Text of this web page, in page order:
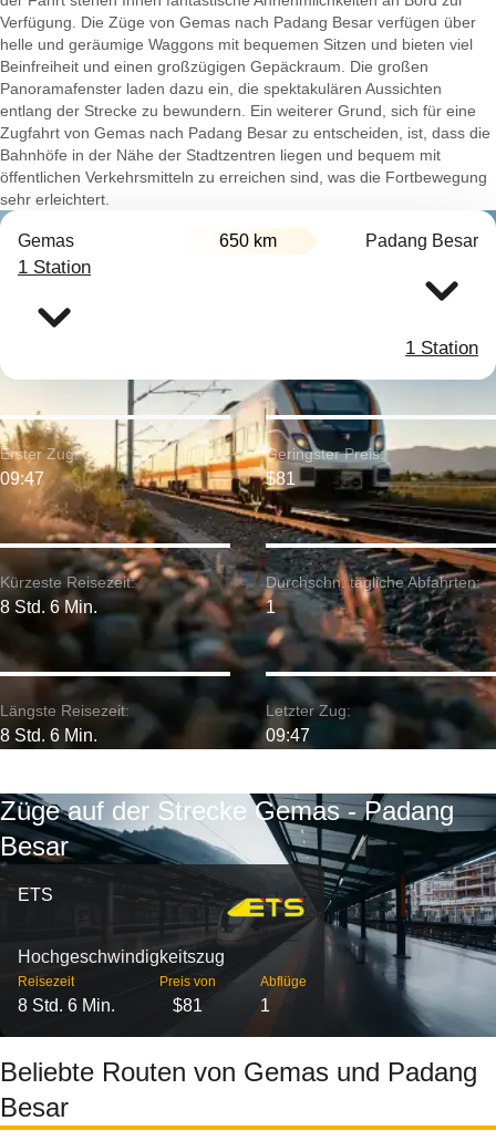
Verfügung. Die Züge von Gemas nach Padang Besar verfügen über
helle und geräumige Waggons mit bequemen Sitzen und bieten viel
Beinfreiheit und einen großzügigen Gepäckraum. Die großen
Panoramafenster laden dazu ein, die spektakulären Aussichten
entlang der Strecke zu bewundern. Ein weiterer Grund, sich für eine
Zugfahrt von Gemas nach Padang Besar zu entscheiden, ist, dass die
Bahnhöfe in der Nähe der Stadtzentren liegen und bequem mit
öffentlichen Verkehrsmitteln zu erreichen sind, was die Fortbewegung
sehr erleichtert.
Gemas 650 km Padang Besar
1 Station
1 Station
Kürzeste Reisezeit:
8 Std. 6 Min.
Erster Zug:
09:47
Längste Reisezeit:
8 Std. 6 Min.
Geringster Preis:
$81
Durchschn. tägliche Abfahrten:
1
Letzter Zug:
09:47
Züge auf der Strecke Gemas - Padang
Besar
ETS
Hochgeschwindigkeitszug
Reisezeit
8 Std. 6 Min.
Preis von
$81
Abflüge
1
Beliebte Routen von Gemas und Padang
Besar